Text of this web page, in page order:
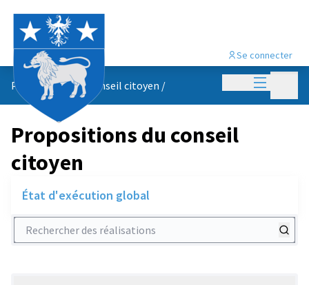
Menu
Se connecter
Propositions du conseil citoyen /
Propositions du conseil
citoyen
État d'exécution global
Rechercher des réalisations